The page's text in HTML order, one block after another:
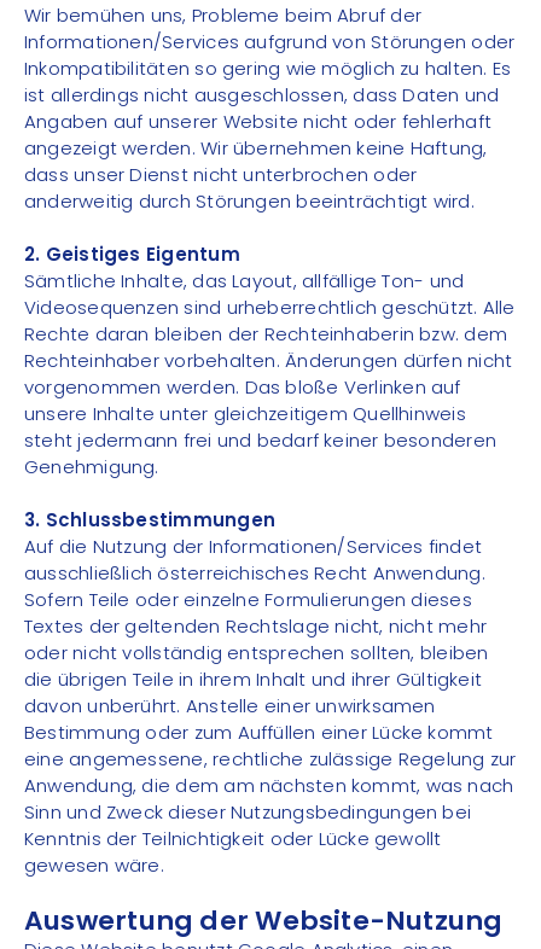
Wir bemühen uns, Probleme beim Abruf der
Informationen/Services aufgrund von Störungen oder
Inkompatibilitäten so gering wie möglich zu halten. Es
ist allerdings nicht ausgeschlossen, dass Daten und
Angaben auf unserer Website nicht oder fehlerhaft
angezeigt werden. Wir übernehmen keine Haftung,
dass unser Dienst nicht unterbrochen oder
anderweitig durch Störungen beeinträchtigt wird.
2. Geistiges Eigentum
Sämtliche Inhalte, das Layout, allfällige Ton- und
Videosequenzen sind urheberrechtlich geschützt. Alle
Rechte daran bleiben der Rechteinhaberin bzw. dem
Rechteinhaber vorbehalten. Änderungen dürfen nicht
vorgenommen werden. Das bloße Verlinken auf
unsere Inhalte unter gleichzeitigem Quellhinweis
steht jedermann frei und bedarf keiner besonderen
Genehmigung.
3. Schlussbestimmungen
Auf die Nutzung der Informationen/Services findet
ausschließlich österreichisches Recht Anwendung.
Sofern Teile oder einzelne Formulierungen dieses
Textes der geltenden Rechtslage nicht, nicht mehr
oder nicht vollständig entsprechen sollten, bleiben
die übrigen Teile in ihrem Inhalt und ihrer Gültigkeit
davon unberührt. Anstelle einer unwirksamen
Bestimmung oder zum Auffüllen einer Lücke kommt
eine angemessene, rechtliche zulässige Regelung zur
Anwendung, die dem am nächsten kommt, was nach
Sinn und Zweck dieser Nutzungsbedingungen bei
Kenntnis der Teilnichtigkeit oder Lücke gewollt
gewesen wäre.
Auswertung der Website-Nutzung